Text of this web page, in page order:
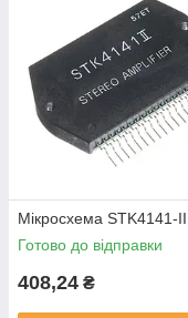
Мікросхема STK4141-II
Готово до відправки
408,24 ₴